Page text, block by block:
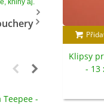
knihy aj.
Teepee -
Klipsy
- 13